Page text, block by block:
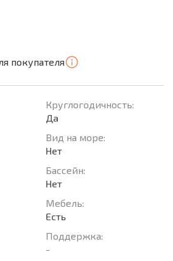
покупателя
Круглогодичность:
Да
Вид на море:
Нет
Басcейн:
Нет
Мебель:
Есть
Поддержка:
-